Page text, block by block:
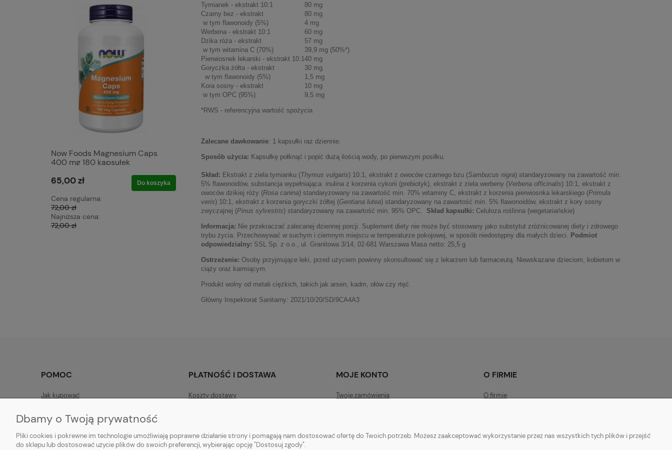
Now Foods Magnesium Caps
400 mg 180 kapsułek
65,00 zł
Cena regularna:
72,00 zł
Najniższa cena:
72,00 zł
Do koszyka
Swanson Cynk Pikolinian 22 Mg
60 K Swanson Cynk Pikolinian 22
Mg 60 K
14,00 zł
Cena regularna:
Najniższa cena:
16,50 zł
Do koszyka
BS Biszofit Połtawski Żel do pięt
75ml
14,00 zł
Cena regularna:
18,00 zł
Najniższa cena:
15,00 zł
Do koszyka 85,50 zł
Cena regularna:
95,00 zł
95,00 zł
Do koszyka 41,67 zł
46,30 zł
Tymianek - ekstrakt 10:1
80 mg
Czarny bez - ekstrakt
80 mg
w tym flawonoidy (5%)
4 mg
Werbena - ekstrakt 10:1
60 mg
Dzika róża - ekstrakt
57 mg
w tym witamina C (70%)
39,9 mg (50%*)
Pierwiosnek lekarski - ekstrakt 10:140 mg
Goryczka żółta - ekstrakt
30 mg
w tym flawonoidy (5%)
1,5 mg
Kora sosny - ekstrakt
10 mg
w tym OPC (95%)
9,5 mg
*RWS - referencyjna wartość spożycia
Zalecane dawkowanie: 1 kapsułki raz dziennie.
Sposób użycia: Kapsułkę połknąć i popić dużą ilością wody, po pierwszym posiłku.
Skład: Ekstrakt z ziela tymianku (Thymus vulgaris) 10:1, ekstrakt z owoców czarnego bzu (Sambucus nigra) standaryzowany na zawartość min.
5% flawonoidów, substancja wypełniająca: inulina z korzenia cykorii (prebiotyk), ekstrakt z ziela werbeny (Verbena officinalis) 10:1, ekstrakt z
owoców dzikiej róży (Rosa canina) standaryzowany na zawartość min. 70% witaminy C, ekstrakt z korzenia pierwiosnka lekarskiego (Primula
veris) 10:1, ekstrakt z korzenia goryczki żółtej (Gentiana lutea) standaryzowany na zawartość min. 5% flawonoidów, ekstrakt z kory sosny
zwyczajnej (Pinus sylvestris) standaryzowany na zawartość min. 95% OPC. Skład kapsułki: Celuloza roślinna (wegetariańskie)
Informacja: Nie przekraczać zalecanej dziennej porcji. Suplement diety nie może być stosowany jako substytut zróżnicowanej diety i zdrowego
trybu życia. Przechowywać w suchym i ciemnym miejscu w temperaturze pokojowej, w sposób niedostępny dla małych dzieci. Podmiot
odpowiedzialny: SSL Sp. z o.o., ul. Granitowa 3/14, 02-681 Warszawa Masa netto: 25,5 g
Ostrzeżenie: Osoby przyjmujące leki, przed użyciem powinny skonsultować się z lekarzem lub farmaceutą. Niewskazane dzieciom, kobietom w
ciąży oraz karmiącym.
Produkt wolny od metali ciężkich, takich jak arsen, kadm, ołów czy rtęć.
Główny Inspektorat Sanitarny: 2021/10/20/SD/9CA4A3
POMOC
Jak kupować
Zwroty
Reklamacje i zwroty
PŁATNOŚĆ I DOSTAWA
Koszty dostawy
Sposoby płatności
MOJE KONTO
Twoje zamówienia
O FIRMIE
O firmie
Kontakt
Dbamy o Twoją prywatność
Pliki cookies i pokrewne im technologie umożliwiają poprawne działanie strony i pomagają nam dostosować ofertę do Twoich potrzeb. Możesz zaakceptować wykorzystanie przez nas wszystkich tych plików i przejść
do sklepu lub dostosować użycie plików do swoich preferencji, wybierając opcję "Dostosuj zgody".